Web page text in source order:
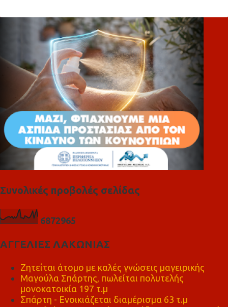
λ
Συνολικές προβολές σελίδας
6872965
ΑΓΓΕΛΙΕΣ ΛΑΚΩΝΙΑΣ
Ζητείται άτομο με καλές γνώσεις μαγειρικής
Μαγούλα Σπάρτης, πωλείται πολυτελής
μονοκατοικία 197 τ.μ
Σπάρτη - Ενοικιάζεται διαμέρισμα 63 τ.μ